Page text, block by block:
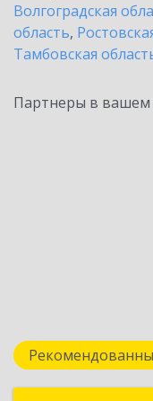
Волгоградская
область,
Тамбовская
Партнеры в вашем